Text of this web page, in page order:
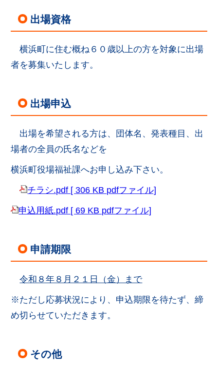
出場資格
横浜町に住む概ね６０歳以上の方を対象に出場
者を募集いたします。
出場申込
出場を希望される方は、団体名、発表種目、出
場者の全員の氏名などを
横浜町役場福祉課へお申し込み下さい。
チラシ.pdf [ 306 KB pdfファイル]
申込用紙.pdf [ 69 KB pdfファイル]
申請期限
令和８年８月２１日（金）まで
※ただし応募状況により、申込期限を待たず、締
め切らせていただきます。
その他